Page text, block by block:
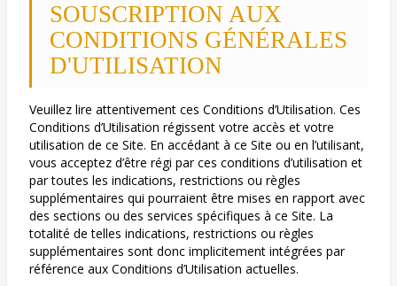
SOUSCRIPTION AUX
CONDITIONS GÉNÉRALES
D'UTILISATION
Veuillez lire attentivement ces Conditions d’Utilisation. Ces
Conditions d’Utilisation régissent votre accès et votre
utilisation de ce Site. En accédant à ce Site ou en l’utilisant,
vous acceptez d’être régi par ces conditions d’utilisation et
par toutes les indications, restrictions ou règles
supplémentaires qui pourraient être mises en rapport avec
des sections ou des services spécifiques à ce Site. La
totalité de telles indications, restrictions ou règles
supplémentaires sont donc implicitement intégrées par
référence aux Conditions d’Utilisation actuelles.